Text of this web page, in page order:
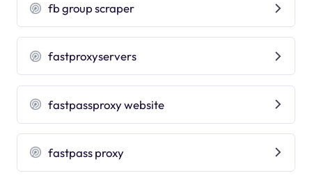
fb group scraper
fastproxyservers
fastpassproxy website
fastpass proxy